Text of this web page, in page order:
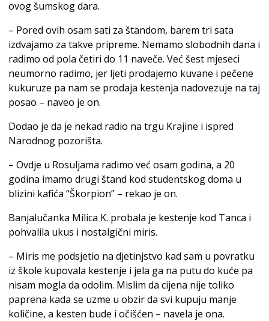
ovog šumskog dara.
– Pored ovih osam sati za štandom, barem tri sata
izdvajamo za takve pripreme. Nemamo slobodnih dana i
radimo od pola četiri do 11 naveče. Već šest mjeseci
neumorno radimo, jer ljeti prodajemo kuvane i pečene
kukuruze pa nam se prodaja kestenja nadovezuje na taj
posao – naveo je on.
Dodao je da je nekad radio na trgu Krajine i ispred
Narodnog pozorišta.
– Ovdje u Rosuljama radimo već osam godina, a 20
godina imamo drugi štand kod studentskog doma u
blizini kafića “Škorpion” – rekao je on.
Banjalučanka Milica K. probala je kestenje kod Tanca i
pohvalila ukus i nostalgični miris.
– Miris me podsjetio na djetinjstvo kad sam u povratku
iz škole kupovala kestenje i jela ga na putu do kuće pa
nisam mogla da odolim. Mislim da cijena nije toliko
paprena kada se uzme u obzir da svi kupuju manje
količine, a kesten bude i očišćen – navela je ona.